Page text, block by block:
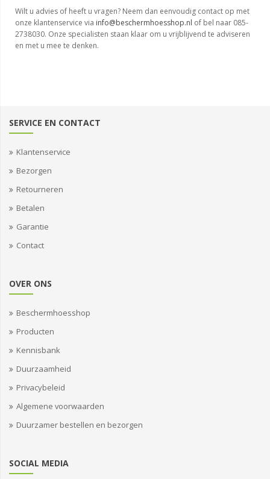
Wilt u advies of heeft u vragen? Neem dan eenvoudig contact op met
onze klantenservice via info@beschermhoesshop.nl of bel naar 085-
2738030. Onze specialisten staan klaar om u vrijblijvend te adviseren
en met u mee te denken.
SERVICE EN CONTACT
Klantenservice
Bezorgen
Retourneren
Betalen
Garantie
Contact
OVER ONS
Beschermhoesshop
Producten
Kennisbank
Duurzaamheid
Privacybeleid
Algemene voorwaarden
Duurzamer bestellen en bezorgen
SOCIAL MEDIA